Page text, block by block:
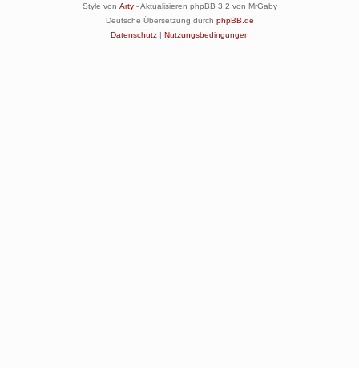
Style von Arty- Aktualisieren phpBB 3.2 von MrGaby
Deutsche Übersetzung durch phpBB.de
Datenschutz| Nutzungsbedingungen